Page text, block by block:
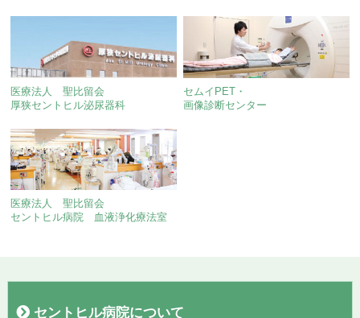
医療法人 聖比留会
厚狭セントヒル泌尿器科
セムイPET・
画像診断センター
医療法人 聖比留会
セントヒル病院 血液浄化療法室
セントヒル病院について